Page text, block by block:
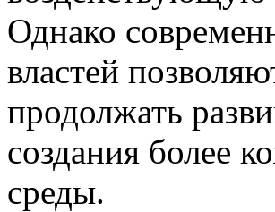
Однако
властей
продолжать
создания более
среды.